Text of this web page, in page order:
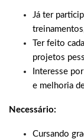
Já ter
Ter feito
projetos
Interesse
e melhoria
Necessário:
Cursando